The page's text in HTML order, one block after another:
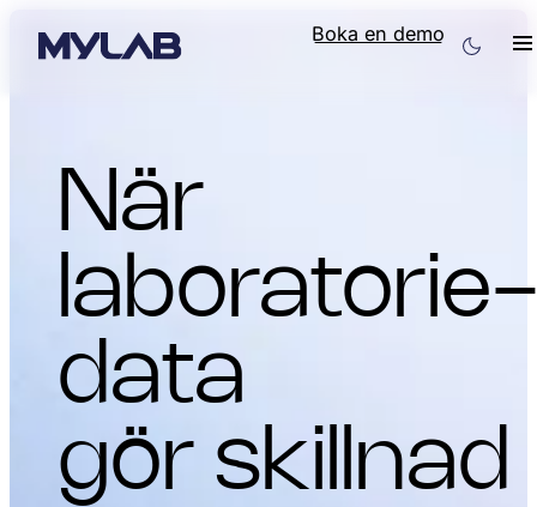
Boka en demo
När
data
gör skillnad